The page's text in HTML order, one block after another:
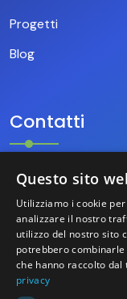
Progetti
Blog
Contatti
hello@base9.it
Sede Legale
Sestiere Cannaregio,
Questo sito
Utilizziamo i cookie
analizzare il nostro
utilizzo del nostro sito
potrebbero
che hanno raccolto
privacy